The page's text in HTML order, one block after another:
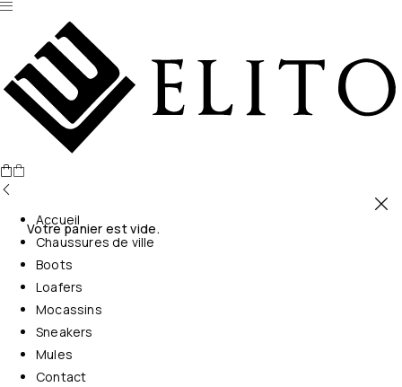
Votre panier est vide.
Accueil
Chaussures de ville
Boots
Loafers
Mocassins
Sneakers
Mules
Contact